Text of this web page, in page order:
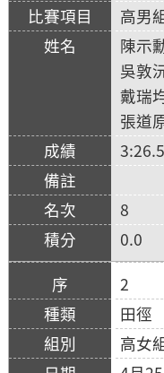
高男
陳示
吳敦
戴瑞
張道
8
0.0
2
田徑
高女